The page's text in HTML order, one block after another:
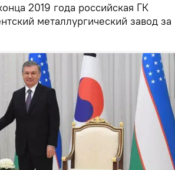
2019 года российская ГК
металлургический завод за